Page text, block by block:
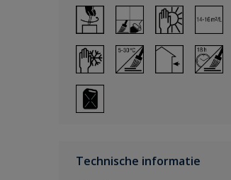
Technische informatie